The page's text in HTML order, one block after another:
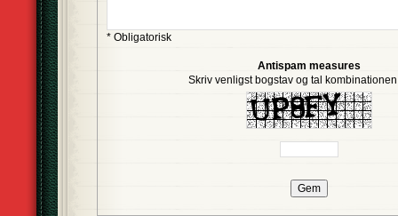
* Obligatorisk
Antispam measures
Skriv venligst bogstav og tal